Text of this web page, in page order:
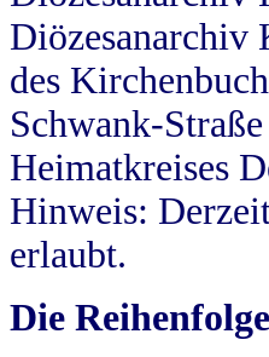
Diözesanarchiv
des
Schwank-
Heimatkreises
Hinweis:
erlaubt.
Die